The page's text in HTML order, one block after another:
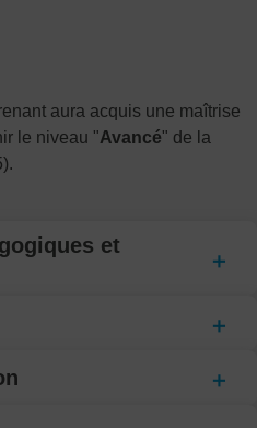
aura acquis une maîtrise
le niveau "Avancé" de la
et